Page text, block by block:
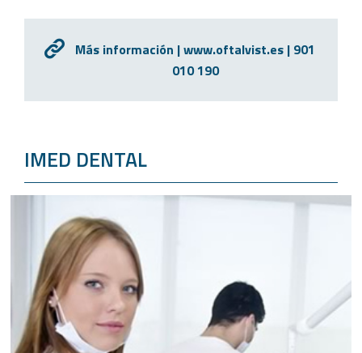
Más información | www.oftalvist.es | 901
010 190
IMED DENTAL